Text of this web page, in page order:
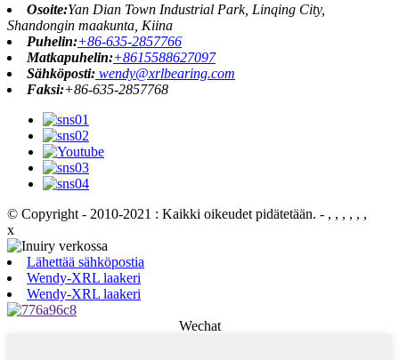
Osoite:Yan Dian Town Industrial Park, Linqing City,
Shandongin maakunta, Kiina
Puhelin:+86-635-2857766
Matkapuhelin:+8615588627097
Sähköposti: wendy@xrlbearing.com
Faksi:+86-635-2857768
© Copyright - 2010-2021 : Kaikki oikeudet pidätetään. - , , , , , ,
x
Lähettää sähköpostia
Wendy-XRL laakeri
Wendy-XRL laakeri
Wechat